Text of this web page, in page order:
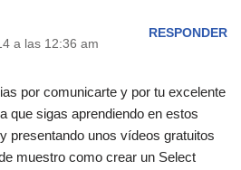
a las 12:36 am
RESPONDER
por comunicarte y por tu excelente
que sigas aprendiendo en estos
presentando unos vídeos gratuitos
muestro como crear un Select